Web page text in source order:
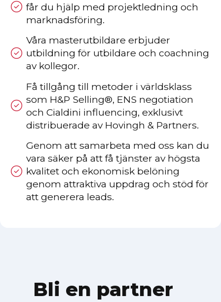
får du hjälp med projektledning och
marknadsföring.
Våra masterutbildare erbjuder
utbildning för utbildare och coachning
av kollegor.
Få tillgång till metoder i världsklass
som H&P Selling®, ENS negotiation
och Cialdini influencing, exklusivt
distribuerade av Hovingh & Partners.
Genom att samarbeta med oss kan du
vara säker på att få tjänster av högsta
kvalitet och ekonomisk belöning
genom attraktiva uppdrag och stöd för
att generera leads.
Bli en partner